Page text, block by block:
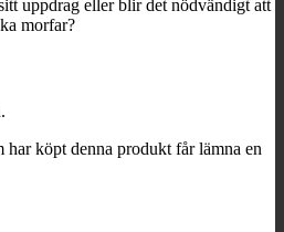
uppdrag eller blir det nödvändigt att
morfar?
har köpt denna produkt får lämna en